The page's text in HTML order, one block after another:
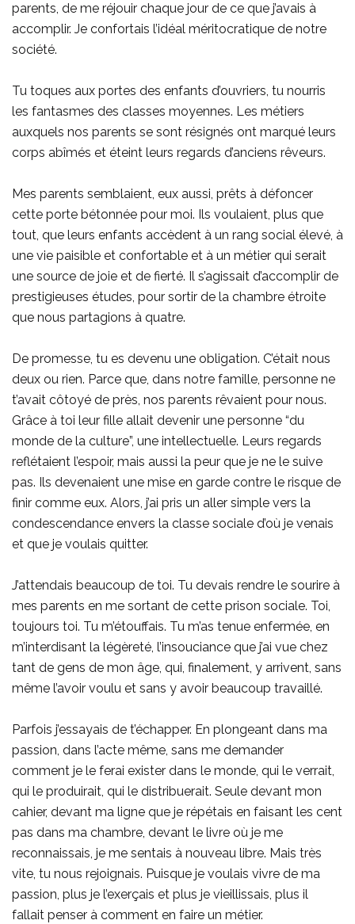
parents, de me réjouir chaque jour de ce que j’avais à
accomplir. Je confortais l’idéal méritocratique de notre
société.
Tu toques aux portes des enfants d’ouvriers, tu nourris
les fantasmes des classes moyennes. Les métiers
auxquels nos parents se sont résignés ont marqué leurs
corps abîmés et éteint leurs regards d’anciens rêveurs.
Mes parents semblaient, eux aussi, prêts à défoncer
cette porte bétonnée pour moi. Ils voulaient, plus que
tout, que leurs enfants accèdent à un rang social élevé, à
une vie paisible et confortable et à un métier qui serait
une source de joie et de fierté. Il s’agissait d’accomplir de
prestigieuses études, pour sortir de la chambre étroite
que nous partagions à quatre.
De promesse, tu es devenu une obligation. C’était nous
deux ou rien. Parce que, dans notre famille, personne ne
t’avait côtoyé de près, nos parents rêvaient pour nous.
Grâce à toi leur fille allait devenir une personne “du
monde de la culture”, une intellectuelle. Leurs regards
reflétaient l’espoir, mais aussi la peur que je ne le suive
pas. Ils devenaient une mise en garde contre le risque de
finir comme eux. Alors, j’ai pris un aller simple vers la
condescendance envers la classe sociale d’où je venais
et que je voulais quitter.
J’attendais beaucoup de toi. Tu devais rendre le sourire à
mes parents en me sortant de cette prison sociale. Toi,
toujours toi. Tu m’étouffais. Tu m’as tenue enfermée, en
m’interdisant la légèreté, l’insouciance que j’ai vue chez
tant de gens de mon âge, qui, finalement, y arrivent, sans
même l’avoir voulu et sans y avoir beaucoup travaillé.
Parfois j’essayais de t’échapper. En plongeant dans ma
passion, dans l’acte même, sans me demander
comment je le ferai exister dans le monde, qui le verrait,
qui le produirait, qui le distribuerait. Seule devant mon
cahier, devant ma ligne que je répétais en faisant les cent
pas dans ma chambre, devant le livre où je me
reconnaissais, je me sentais à nouveau libre. Mais très
vite, tu nous rejoignais. Puisque je voulais vivre de ma
passion, plus je l’exerçais et plus je vieillissais, plus il
fallait penser à comment en faire un métier.